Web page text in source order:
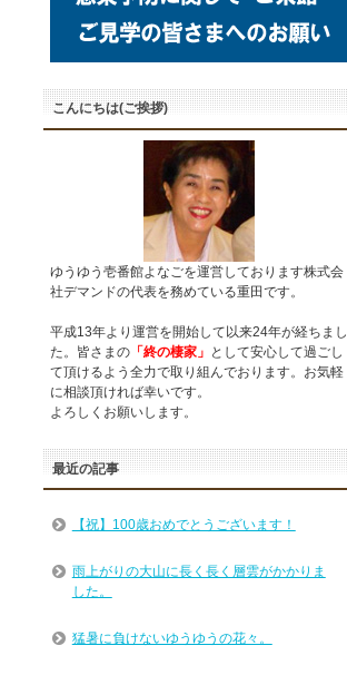
こんにちは(ご挨拶)
ゆうゆう壱番館よなごを運営しております株式会
社デマンドの代表を務めている重田です。
平成13年より運営を開始して以来24年が経ちまし
た。皆さまの「終の棲家」 として安心して過ごし
て頂けるよう全力で取り組んでおります。お気軽
に相談頂ければ幸いです。
よろしくお願いします。
最近の記事
【祝】100歳おめでとうございます！
雨上がりの大山に長く長く層雲がかかりま
した。
猛暑に負けないゆうゆうの花々。